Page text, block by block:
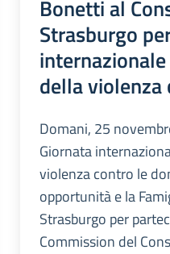
Bonetti al
Strasburgo
della
Domani, 25
Giornata
violenza contro le
opportunità e la
Strasburgo per
Commission del